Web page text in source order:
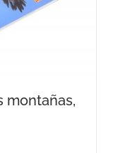
montañas,